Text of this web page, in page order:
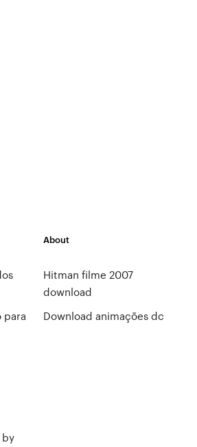
para
About
Hitman filme 2007
download
Download animações dc
by